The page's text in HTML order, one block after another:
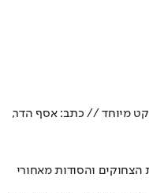
בפרויקט מיוחד // כתב: אסף הדר,
ה-90" חושפים את הצחוקים והסודות מאחורי